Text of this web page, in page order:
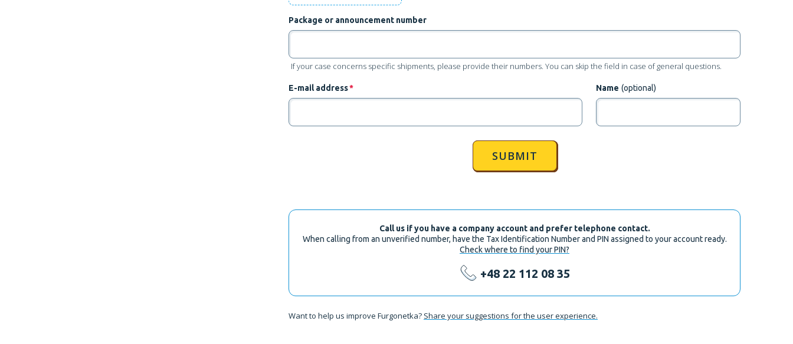
Package or announcement number
If your case concerns specific shipments, please provide their numbers. You can skip the field in case of general questions.
E-mail address* Name (optional)
SUBMIT
Call us if you have a company account and prefer telephone contact.
When calling from an unverified number, have the Tax Identification Number and PIN assigned to your account ready.
Check where to find your PIN?
+48 22 112 08 35
Want to help us improve Furgonetka? Share your suggestions for the user experience.